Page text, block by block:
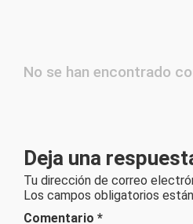
No se han encontrado
Deja una
Tu dirección de correo
Los campos obligatorios
Comentario *